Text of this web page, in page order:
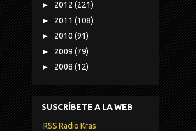
► 2012 (221)
► 2011 (108)
► 2010 (91)
► 2009 (79)
► 2008 (12)
SUSCRÍBETE A LA WEB
RSS Radio Kras